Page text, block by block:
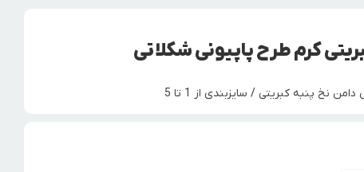
کرم طرح پاپیونی شکلاتی
نخ پنبه کبریتی / سایزبندی از 1 تا 5